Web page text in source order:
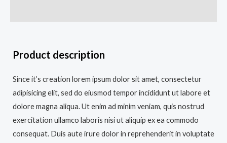
Product description
Since it’s creation lorem ipsum dolor sit amet, consectetur
adipisicing elit, sed do eiusmod tempor incididunt ut labore et
dolore magna aliqua. Ut enim ad minim veniam, quis nostrud
exercitation ullamco laboris nisi ut aliquip ex ea commodo
consequat. Duis aute irure dolor in reprehenderit in voluptate